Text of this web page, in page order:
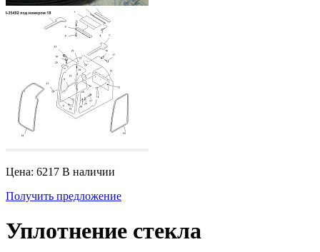
Цена: 6217 В наличии
Получить предложение
Уплотнение стекла